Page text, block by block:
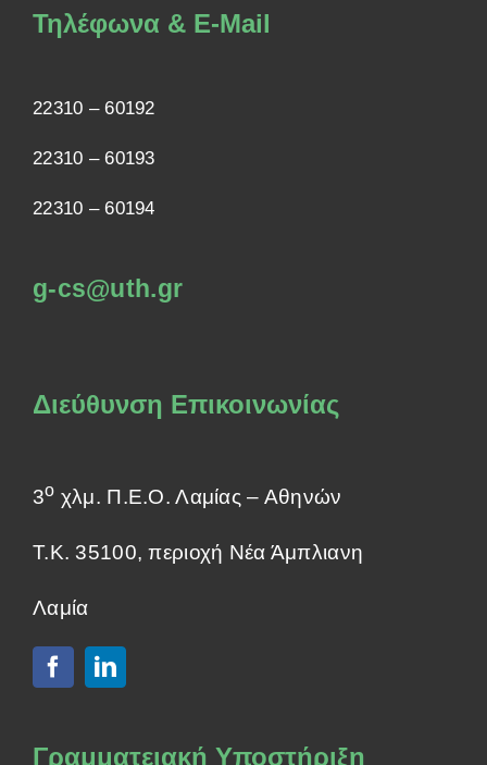
Τηλέφωνα & E-Mail
22310 – 60192
22310 – 60193
22310 – 60194
g-cs@uth.gr
Διεύθυνση Επικοινωνίας
3ο χλμ. Π.Ε.Ο. Λαμίας – Αθηνών
Τ.Κ. 35100, περιοχή Νέα Άμπλιανη
Λαμία
Γραμματειακή Υποστήριξη